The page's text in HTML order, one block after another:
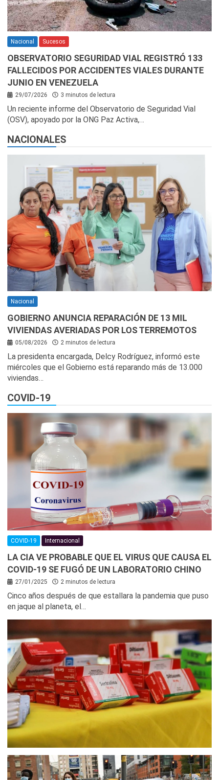
Nacional Sucesos
OBSERVATORIO SEGURIDAD VIAL REGISTRÓ 133
FALLECIDOS POR ACCIDENTES VIALES DURANTE
JUNIO EN VENEZUELA
29/07/2026 3 minutos de lectura
Un reciente informe del Observatorio de Seguridad Vial
(OSV), apoyado por la ONG Paz Activa,…
NACIONALES
Nacional
GOBIERNO ANUNCIA REPARACIÓN DE 13 MIL
VIVIENDAS AVERIADAS POR LOS TERREMOTOS
05/08/2026 2 minutos de lectura
La presidenta encargada, Delcy Rodríguez, informó este
miércoles que el Gobierno está reparando más de 13.000
viviendas…
COVID-19
COVID-19 Internacional
LA CIA VE PROBABLE QUE EL VIRUS QUE CAUSA EL
COVID-19 SE FUGÓ DE UN LABORATORIO CHINO
27/01/2025 2 minutos de lectura
Cinco años después de que estallara la pandemia que puso
en jaque al planeta, el…